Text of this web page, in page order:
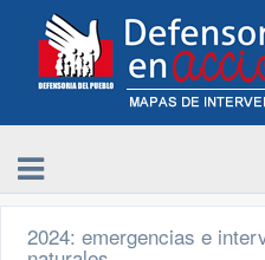
2024: emergencias e